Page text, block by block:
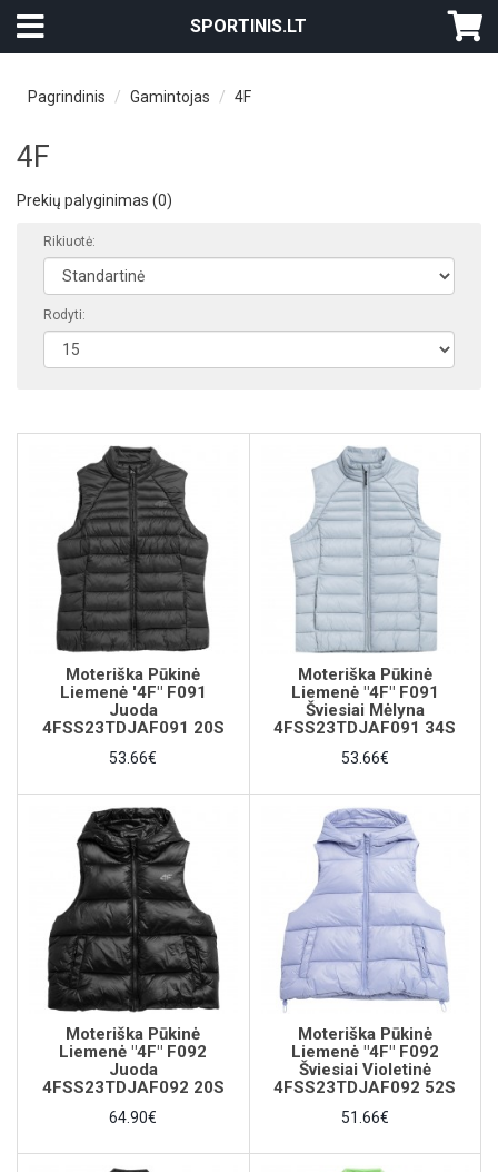
SPORTINIS.LT
Pagrindinis Gamintojas 4F
4F
Prekių palyginimas (0)
Rikiuotė:
Rodyti:
Moteriška Pūkinė
Liemenė '4F" F091
Juoda
4FSS23TDJAF091 20S
53.66€
Moteriška Pūkinė
Liemenė "4F" F091
Šviesiai Mėlyna
4FSS23TDJAF091 34S
53.66€
Moteriška Pūkinė
Liemenė "4F" F092
Juoda
4FSS23TDJAF092 20S
64.90€
Moteriška Pūkinė
Liemenė "4F" F092
Šviesiai Violetinė
4FSS23TDJAF092 52S
51.66€